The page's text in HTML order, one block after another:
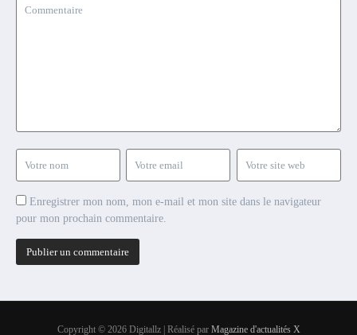
Enregistrer mon nom, mon e-mail et mon site dans le navigateur
pour mon prochain commentaire.
Copyright © 2026 Digitallz | Réalisé par Magazine d'actualités X